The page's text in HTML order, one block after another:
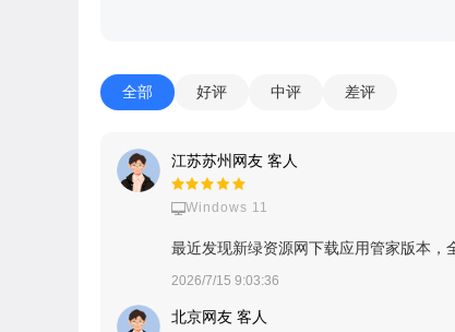
全部 好评 中评 差评
江苏苏州网友 客人
Windows 11
最近发现新绿资源网下载应用管家版本
2026/7/15 9:03:36
北京网友 客人